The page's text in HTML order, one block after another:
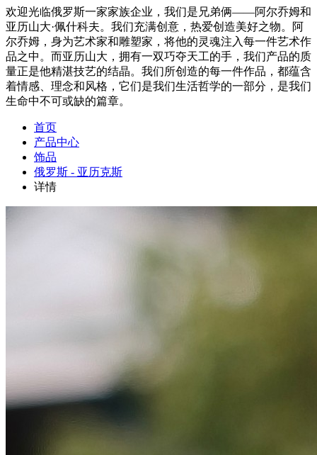
欢迎光临俄罗斯一家家族企业，我们是兄弟俩——阿尔乔姆和
亚历山大·佩什科夫。我们充满创意，热爱创造美好之物。阿
尔乔姆，身为艺术家和雕塑家，将他的灵魂注入每一件艺术作
品之中。而亚历山大，拥有一双巧夺天工的手，我们产品的质
量正是他精湛技艺的结晶。我们所创造的每一件作品，都蕴含
着情感、理念和风格，它们是我们生活哲学的一部分，是我们
生命中不可或缺的篇章。
首页
产品中心
饰品
俄罗斯 - 亚历克斯
详情